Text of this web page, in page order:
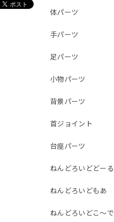
体パーツ
手パーツ
足パーツ
小物パーツ
背景パーツ
首ジョイント
台座パーツ
ねんどろいどどーる
ねんどろいどもあ
ねんどろいどこ～で